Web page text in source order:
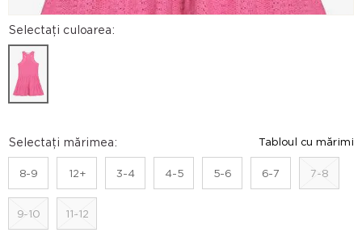
Selectați culoarea:
Selectați mărimea: Tabloul cu mărimi
8-9 12+ 3-4 4-5 5-6 6-7 7-8
9-10 11-12